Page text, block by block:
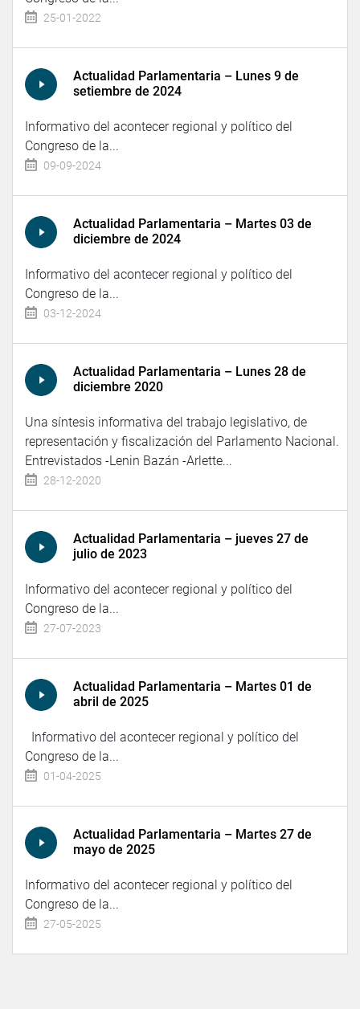
25-01-2022
Actualidad Parlamentaria – Lunes 9 de
setiembre de 2024
Informativo del acontecer regional y político del
Congreso de la...
09-09-2024
Actualidad Parlamentaria – Martes 03 de
diciembre de 2024
Informativo del acontecer regional y político del
Congreso de la...
03-12-2024
Actualidad Parlamentaria – Lunes 28 de
diciembre 2020
Una síntesis informativa del trabajo legislativo, de
representación y fiscalización del Parlamento Nacional.
Entrevistados -Lenin Bazán -Arlette...
28-12-2020
Actualidad Parlamentaria – jueves 27 de
julio de 2023
Informativo del acontecer regional y político del
Congreso de la...
27-07-2023
Actualidad Parlamentaria – Martes 01 de
abril de 2025
Informativo del acontecer regional y político del
Congreso de la...
01-04-2025
Actualidad Parlamentaria – Martes 27 de
mayo de 2025
Informativo del acontecer regional y político del
Congreso de la...
27-05-2025